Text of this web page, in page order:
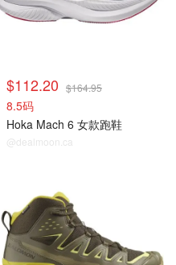
$112.20 $164.95
8.5码
Hoka Mach 6 女款跑鞋
@dealmoon.ca